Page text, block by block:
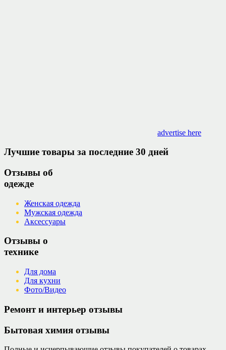
advertise here
Лучшие товары за последние 30 дней
Отзывы об
одежде
Женская одежда
Мужская одежда
Аксессуары
Отзывы о
технике
Для дома
Для кухни
Фото/Видео
Ремонт и интерьер отзывы
Бытовая химия отзывы